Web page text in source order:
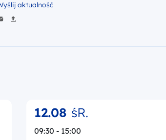
aktualność
12.08 śR.
09:30 - 15:00